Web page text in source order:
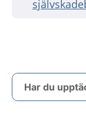
Har du